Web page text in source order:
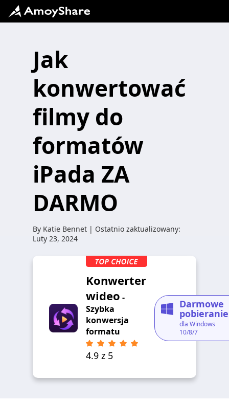
Jak
konwertować
filmy do
formatów
iPada ZA
DARMO
By Katie Bennet | Ostatnio zaktualizowany:
Luty 23, 2024
Konwerter
wideo -
Szybka
konwersja
formatu
4.9 z 5
Darmowe
pobieranie
dla Windows
10/8/7